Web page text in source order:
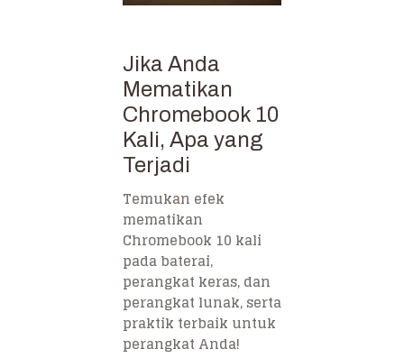
Jika Anda
Mematikan
Chromebook 10
Kali, Apa yang
Terjadi
Temukan efek
mematikan
Chromebook 10 kali
pada baterai,
perangkat keras, dan
perangkat lunak, serta
praktik terbaik untuk
perangkat Anda!